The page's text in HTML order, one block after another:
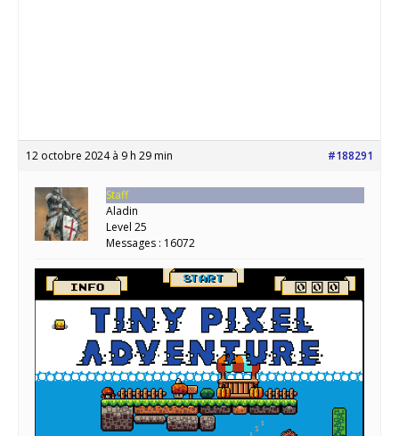
12 octobre 2024 à 9 h 29 min #188291
Staff
Aladin
Level 25
Messages : 16072